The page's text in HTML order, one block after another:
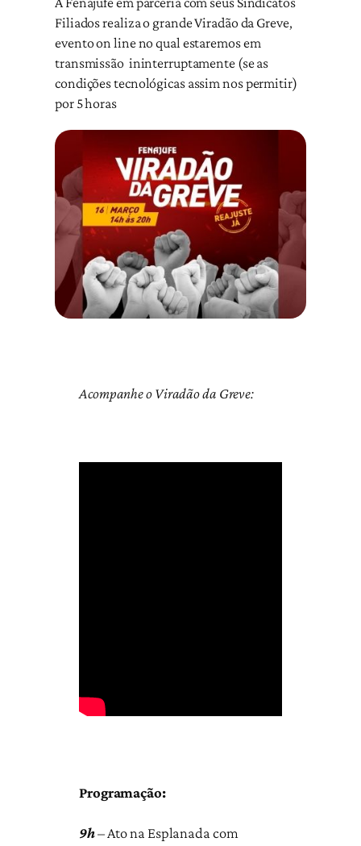
Filiados realiza o grande Viradão da Greve,
evento on line no qual estaremos em
transmissão ininterruptamente (se as
condições tecnológicas assim nos permitir)
por 5 horas
Acompanhe o Viradão da Greve:
Programação:
9h– Ato na Esplanada com